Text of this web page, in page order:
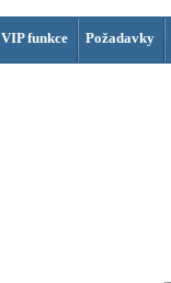
VIP funkce Požadavky